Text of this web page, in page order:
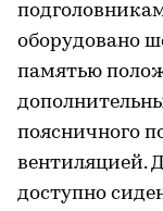
оборудовано
памятью
поясничного
вентиляцией.
доступно